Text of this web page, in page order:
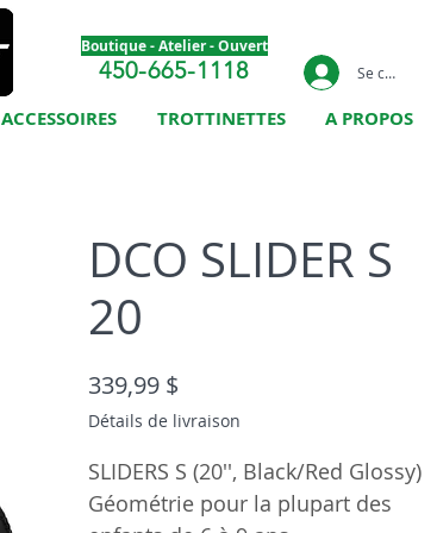
Boutique - Atelier - Ouvert
450-665-1118 Se connecter
ACCESSOIRES TROTTINETTES A PROPOS
DCO SLIDER S
20
339,99 $
Détails de livraison
SLIDERS S (20'', Black/Red Glossy)
Géométrie pour la plupart des